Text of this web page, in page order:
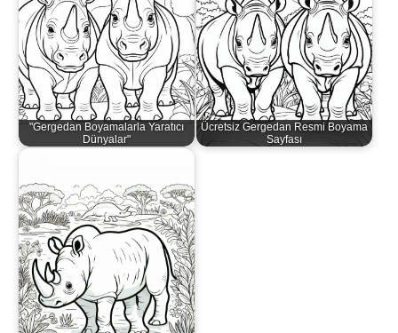
"Gergedan Boyamalarla Yaratıcı
Dünyalar"
Ücretsiz Gergedan Resmi Boyama
Sayfası